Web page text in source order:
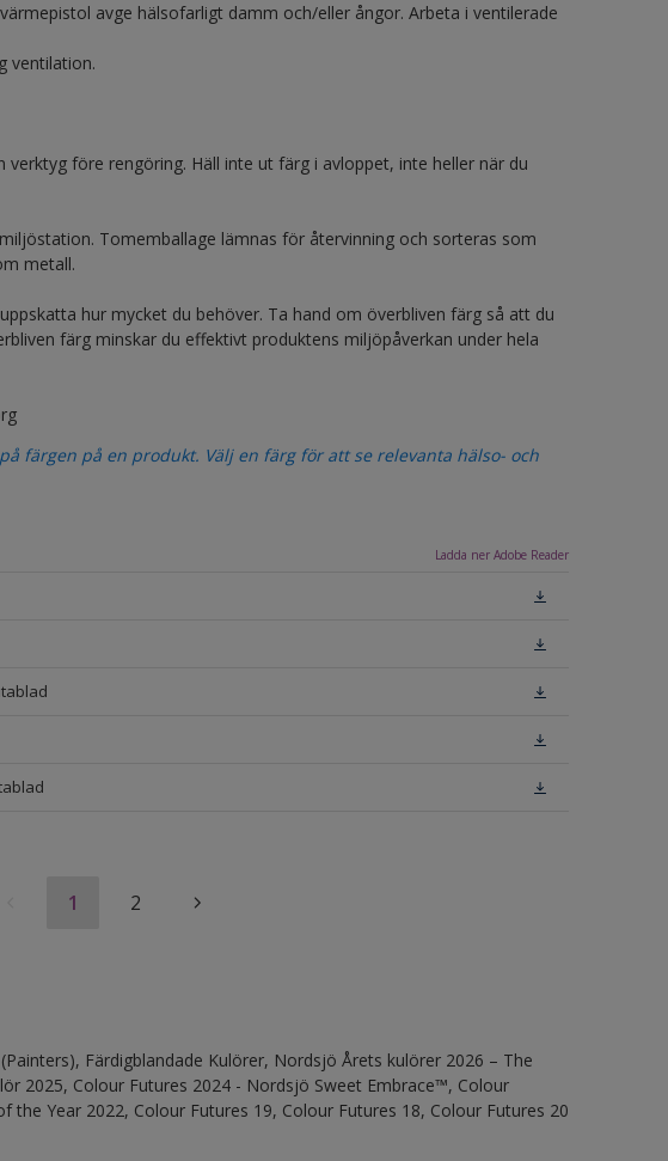
avge hälsofarligt damm och/eller ångor. Arbeta i ventilerade
ventilation.
före rengöring. Häll inte ut färg i avloppet, inte heller när du
Tomemballage lämnas för återvinning och sorteras som
metall.
hur mycket du behöver. Ta hand om överbliven färg så att du
färg minskar du effektivt produktens miljöpåverkan under hela
färgen på en produkt. Välj en färg för att se relevanta hälso- och
Ladda ner Adobe Reader
1 2
Färdigblandade Kulörer, Nordsjö Årets kulörer 2026 – The
2025, Colour Futures 2024 - Nordsjö Sweet Embrace™, Colour
Year 2022, Colour Futures 19, Colour Futures 18, Colour Futures 20